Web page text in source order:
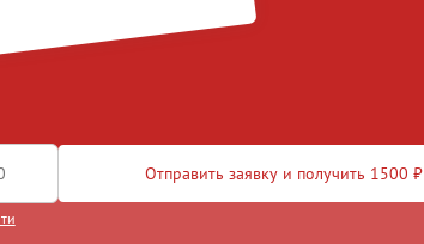
Отправить заявку и получить 1500 ₽